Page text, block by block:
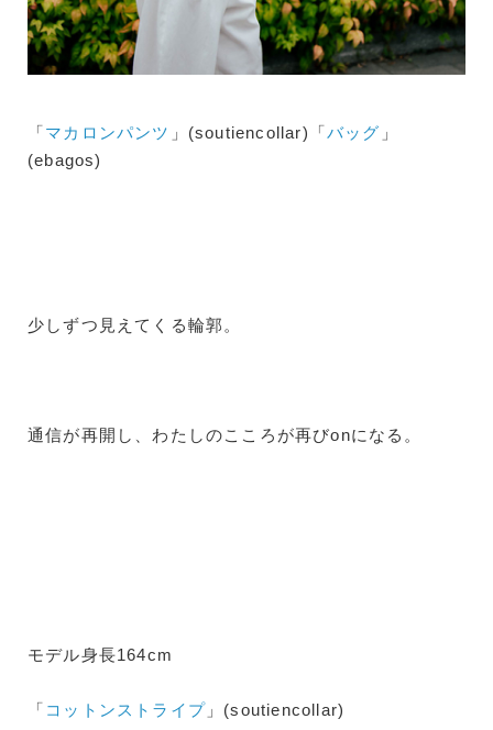
「マカロンパンツ 」(soutiencollar)「バッグ 」
(ebagos)
少しずつ見えてくる輪郭。
通信が再開し、わたしのこころが再びonになる。
モデル身長164cm
「 コットンストライプ 」(soutiencollar)